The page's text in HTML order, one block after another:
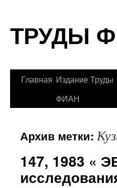
содержимому
ТРУДЫ
Главная Издание Труды
ФИАН
Архив метки:
147, 1983 «